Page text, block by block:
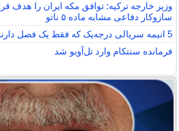
وزیر خارجه ترکیه: توافق مکه ایران را هدف
سازوکار دفاعی مشابه ماده ۵ ناتو
5 انیمه سریالی درجه‌یک که فقط یک فصل دارند
فرمانده سنتکام وارد تل‌آویو شد